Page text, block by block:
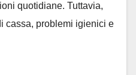
quotidiane. Tuttavia,
cassa, problemi igienici e